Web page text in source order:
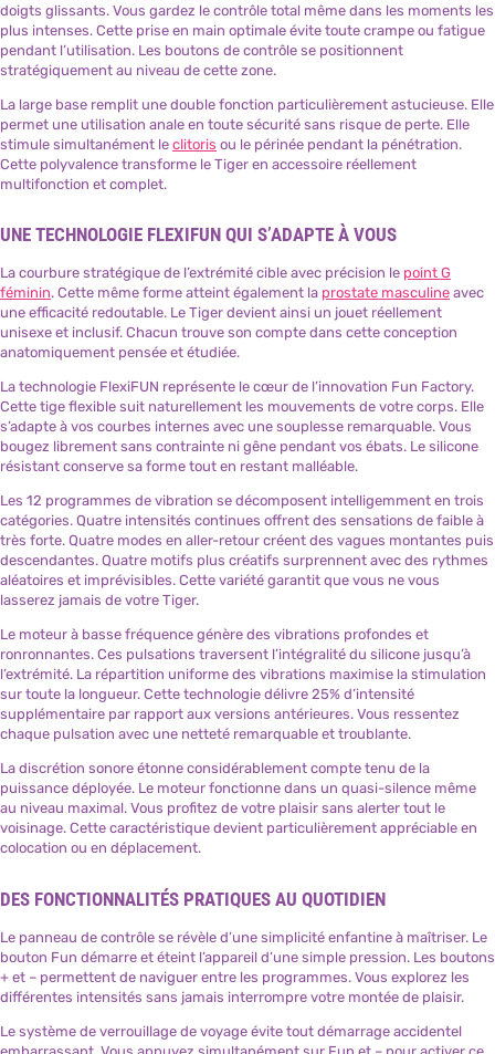
doigts glissants. Vous gardez le contrôle total même dans les moments les
plus intenses. Cette prise en main optimale évite toute crampe ou fatigue
pendant l’utilisation. Les boutons de contrôle se positionnent
stratégiquement au niveau de cette zone.
La large base remplit une double fonction particulièrement astucieuse. Elle
permet une utilisation anale en toute sécurité sans risque de perte. Elle
stimule simultanément le clitoris ou le périnée pendant la pénétration.
Cette polyvalence transforme le Tiger en accessoire réellement
multifonction et complet.
UNE TECHNOLOGIE FLEXIFUN QUI S’ADAPTE À VOUS
La courbure stratégique de l’extrémité cible avec précision le point G
féminin. Cette même forme atteint également la prostate masculine avec
une efficacité redoutable. Le Tiger devient ainsi un jouet réellement
unisexe et inclusif. Chacun trouve son compte dans cette conception
anatomiquement pensée et étudiée.
La technologie FlexiFUN représente le cœur de l’innovation Fun Factory.
Cette tige flexible suit naturellement les mouvements de votre corps. Elle
s’adapte à vos courbes internes avec une souplesse remarquable. Vous
bougez librement sans contrainte ni gêne pendant vos ébats. Le silicone
résistant conserve sa forme tout en restant malléable.
Les 12 programmes de vibration se décomposent intelligemment en trois
catégories. Quatre intensités continues offrent des sensations de faible à
très forte. Quatre modes en aller-retour créent des vagues montantes puis
descendantes. Quatre motifs plus créatifs surprennent avec des rythmes
aléatoires et imprévisibles. Cette variété garantit que vous ne vous
lasserez jamais de votre Tiger.
Le moteur à basse fréquence génère des vibrations profondes et
ronronnantes. Ces pulsations traversent l’intégralité du silicone jusqu’à
l’extrémité. La répartition uniforme des vibrations maximise la stimulation
sur toute la longueur. Cette technologie délivre 25% d’intensité
supplémentaire par rapport aux versions antérieures. Vous ressentez
chaque pulsation avec une netteté remarquable et troublante.
La discrétion sonore étonne considérablement compte tenu de la
puissance déployée. Le moteur fonctionne dans un quasi-silence même
au niveau maximal. Vous profitez de votre plaisir sans alerter tout le
voisinage. Cette caractéristique devient particulièrement appréciable en
colocation ou en déplacement.
DES FONCTIONNALITÉS PRATIQUES AU QUOTIDIEN
Le panneau de contrôle se révèle d’une simplicité enfantine à maîtriser. Le
bouton Fun démarre et éteint l’appareil d’une simple pression. Les boutons
+ et – permettent de naviguer entre les programmes. Vous explorez les
différentes intensités sans jamais interrompre votre montée de plaisir.
Le système de verrouillage de voyage évite tout démarrage accidentel